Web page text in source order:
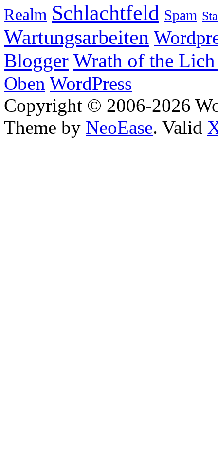
Realm Schlachtfeld Spam
Wartungsarbeiten
Blogger Wrath of the
Oben WordPress
Copyright © 2006-2026
Theme by NeoEase. Valid